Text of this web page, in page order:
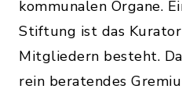
kommunalen Organe.
Stiftung ist das
Mitgliedern besteht.
rein beratendes